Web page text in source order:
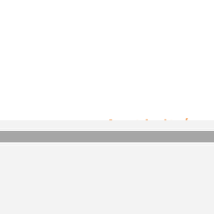
Activités
Aucune